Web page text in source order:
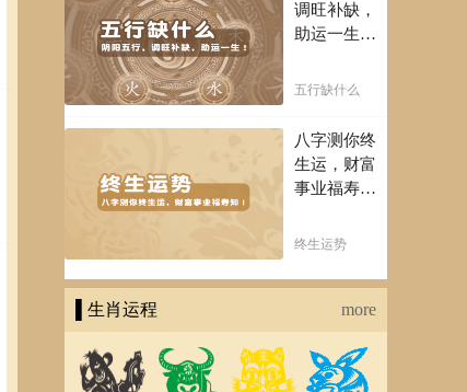
调旺补缺，
助运一生！
把控起伏波
缺，助运你
的一生！
五行缺什么
八字测你终
生运，财富
事业福寿
析一生运势
福寿绵长终
生富贵！
终生运势
▌生肖运程 more